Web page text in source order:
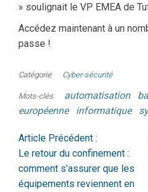
» soulignait le VP EMEA de
Accédez maintenant à un
passe !
Catégorie Cyber-sécurité
Mots-clés automatisation
européenne
informatique
Article Précédent :
Le retour du confinement :
comment s’assurer que les
équipements reviennent en